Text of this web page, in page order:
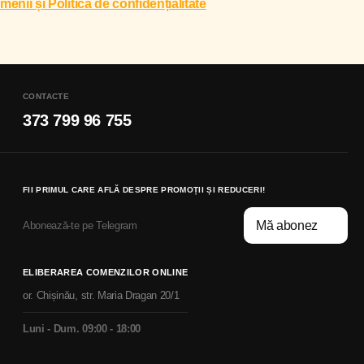
și Politica de confidențialitate
CONTACTE
373 799 96 755
FII PRIMUL CARE AFLĂ DESPRE PROMOȚII ȘI REDUCERI!
Abonează-te pe Telegram Mă abonez
ELIBERAREA COMENZILOR ONLINE
or. Chișinău, str. Maria Dragan 20/1
Luni - Dum. 09:00 - 18:00